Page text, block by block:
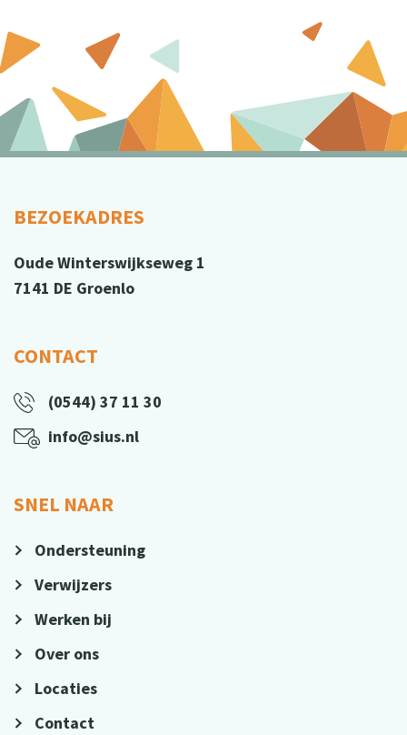
BEZOEKADRES
Oude Winterswijkseweg 1
7141 DE Groenlo
CONTACT
(0544) 37 11 30
info@sius.nl
SNEL NAAR
Ondersteuning
Verwijzers
Werken bij
Over ons
Locaties
Contact